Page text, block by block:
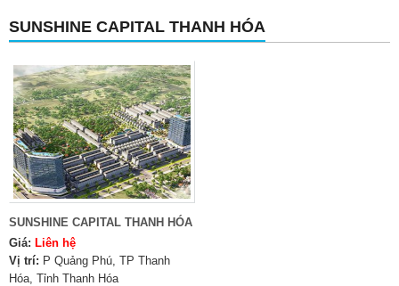
SUNSHINE CAPITAL THANH HÓA
SUNSHINE CAPITAL THANH HÓA
Giá: Liên hệ
Vị trí: P Quảng Phú, TP Thanh
Hóa, Tỉnh Thanh Hóa